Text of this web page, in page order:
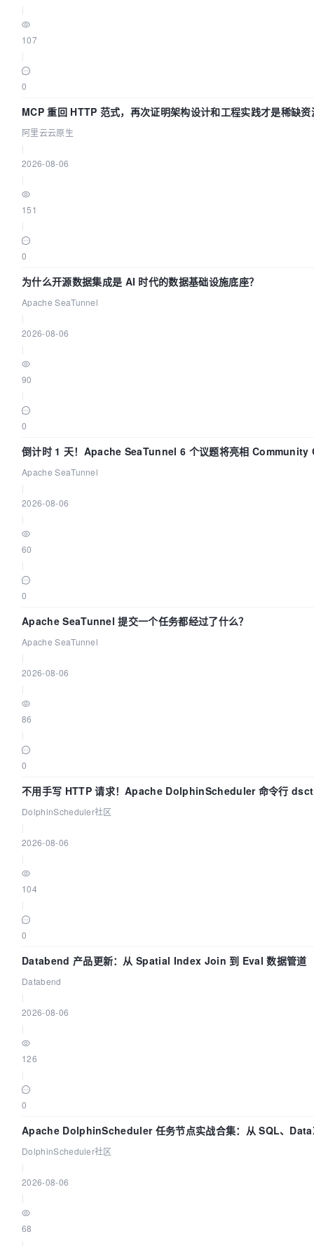
107
0
MCP 重回 HTTP 范式，再次证明架构设计和工程实践才是稀缺资
阿里云云原生
2026-08-06
151
0
为什么开源数据集成是 AI 时代的数据基础设施底座？
Apache SeaTunnel
2026-08-06
90
0
倒计时 1 天！Apache SeaTunnel 6 个议题将亮相
Apache SeaTunnel
2026-08-06
60
0
Apache SeaTunnel 提交一个任务都经过了什么？
Apache SeaTunnel
2026-08-06
86
0
不用手写 HTTP 请求！Apache DolphinScheduler 命令行
DolphinScheduler社区
2026-08-06
104
0
Databend 产品更新：从 Spatial Index Join 到 Eval 数据管道
Databend
2026-08-06
126
0
Apache DolphinScheduler 任务节点实战合集：从 SQL、
DolphinScheduler社区
2026-08-06
68